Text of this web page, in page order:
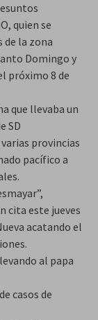
quien se
la zona
Domingo y
próximo 8 de
que llevaba un
SD
provincias
pacífico a
cita este jueves
acatando el
al papa
casos de